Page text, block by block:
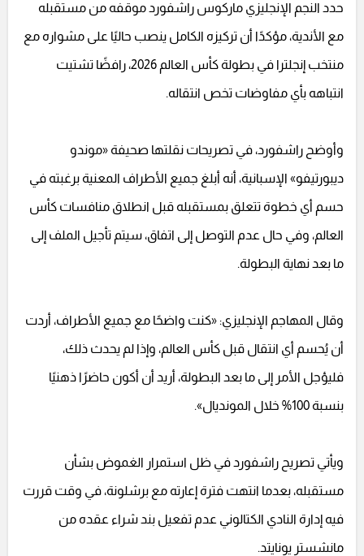
حدد النجم الإنجليزي ماركوس راشفورد موقفه من مستقبله
مع الأندية، مؤكدًا أن تركيزه الكامل ينصب حاليًا على مشواره مع
منتخب إنجلترا في بطولة كأس العالم 2026، رافضًا تشتيت
انتباهه بأي مفاوضات تخص انتقاله.
وأوضح راشفورد، في تصريحات نقلتها صحيفة «موندو
ديبورتيفو» الإسبانية، أنه أبلغ جميع الأطراف المعنية برغبته في
حسم أي خطوة تتعلق بمستقبله قبل انطلاق منافسات كأس
العالم، وفي حال عدم التوصل إلى اتفاق، سيتم تأجيل الملف إلى
ما بعد نهاية البطولة.
وقال المهاجم الإنجليزي: «كنت واضحًا مع جميع الأطراف، أردت
أن يُحسم أي انتقال قبل كأس العالم، وإذا لم يحدث ذلك،
فليؤجل الأمر إلى ما بعد البطولة، أريد أن أكون حاضرًا ذهنيًا
بنسبة 100% خلال المونديال».
ويأتي تصريح راشفورد في ظل استمرار الغموض بشأن
مستقبله، بعدما انتهت فترة إعارته مع برشلونة، في وقت قررت
فيه إدارة النادي الكتالوني عدم تفعيل بند شراء عقده من
مانشستر يونايتد.